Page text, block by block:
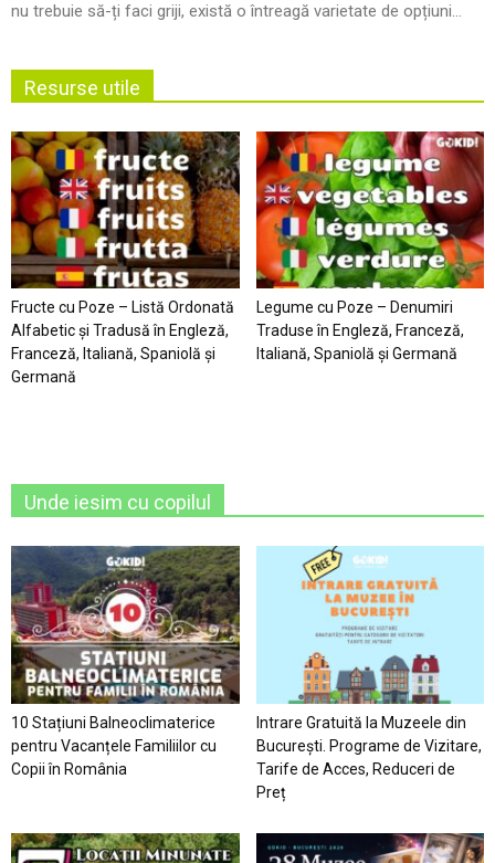
nu trebuie să-ți faci griji, există o întreagă varietate de opțiuni...
Resurse utile
Fructe cu Poze – Listă Ordonată
Alfabetic şi Tradusă în Engleză,
Franceză, Italiană, Spaniolă şi
Germană
Legume cu Poze – Denumiri
Traduse în Engleză, Franceză,
Italiană, Spaniolă şi Germană
Unde iesim cu copilul
10 Stațiuni Balneoclimaterice
pentru Vacanțele Familiilor cu
Copii în România
Intrare Gratuită la Muzeele din
București. Programe de Vizitare,
Tarife de Acces, Reduceri de
Preț